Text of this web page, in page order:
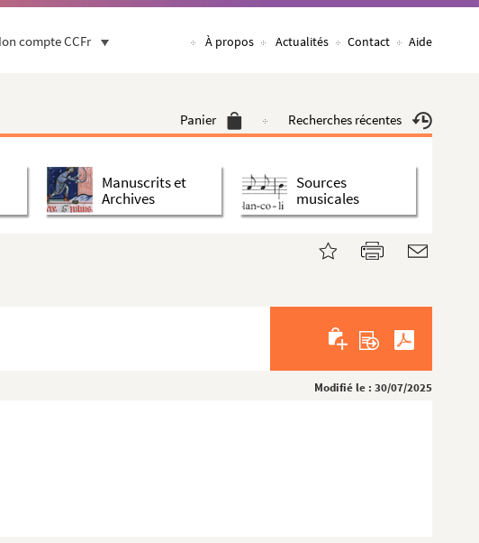
compte CCFr À propos Actualités Contact Aide
Panier Recherches récentes
Manuscrits et
Archives
Sources
musicales
Modifié le : 30/07/2025